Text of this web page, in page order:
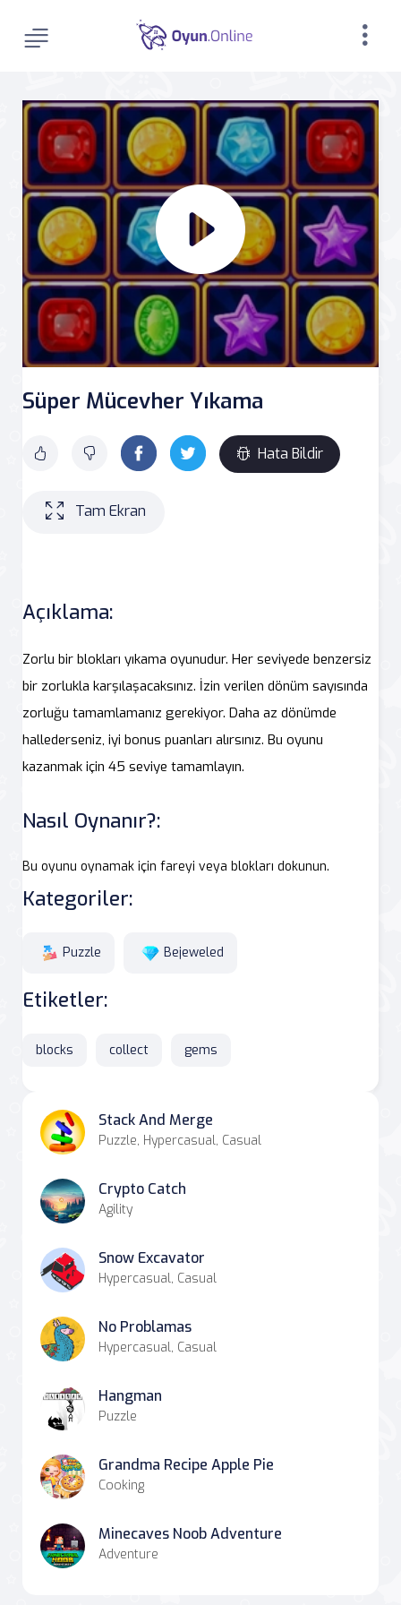
Süper Mücevher Yıkama
Hata Bildir
Tam Ekran
Açıklama:
Zorlu bir blokları yıkama oyunudur. Her seviyede benzersiz
bir zorlukla karşılaşacaksınız. İzin verilen dönüm sayısında
zorluğu tamamlamanız gerekiyor. Daha az dönümde
hallederseniz, iyi bonus puanları alırsınız. Bu oyunu
kazanmak için 45 seviye tamamlayın.
Nasıl Oynanır?:
Bu oyunu oynamak için fareyi veya blokları dokunun.
Kategoriler:
Puzzle Bejeweled
Etiketler:
blocks collect gems
Stack And Merge
Puzzle, Hypercasual, Casual
Crypto Catch
Agility
Snow Excavator
Hypercasual, Casual
No Problamas
Hypercasual, Casual
Hangman
Puzzle
Grandma Recipe Apple Pie
Cooking
Minecaves Noob Adventure
Adventure